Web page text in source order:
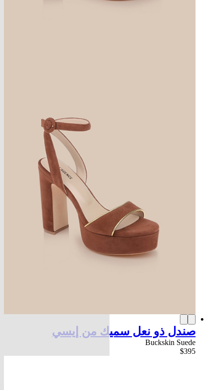
صندل ذو نعل سميك من إيسي
Buckskin Suede
$395